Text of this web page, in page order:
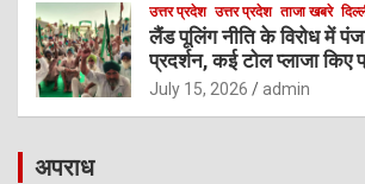
उत्तर प्रदेश उत्तर प्रदेश ताजा खबरे
लैंड पूलिंग नीति के विरोध में
प्रदर्शन, कई टोल प्लाजा किए
July 15, 2026 admin
अपराध